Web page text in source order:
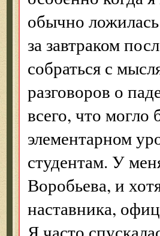
обычно
за завтраком
собраться с
разговоров о
всего, что
элементарном
студентам. У
Воробьева, и
наставника,